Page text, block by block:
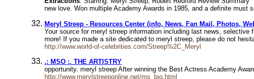
new love. Won multiple Academy Awards in 1985, and a definite
Meryl Streep - Resources Center (info, News, Fan Mail, Photos,
Your source for meryl streep information including last news,
more! If you made a site dedicated to meryl streep, please do not
http://www.world-of-celebrities.com/Streep%2C_Meryl
.: MSO :. THE ARTISTRY
opportunity. meryl streep After winning the Best Actress Academy
http://www.merylstreeponline.net/ms_bio.html